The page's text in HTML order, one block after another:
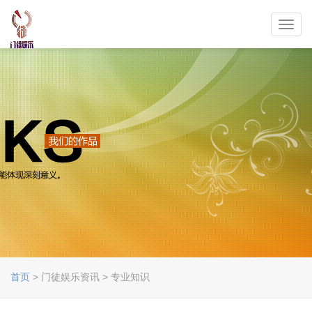
首页 > 门徒娱乐资讯 > 专业知识